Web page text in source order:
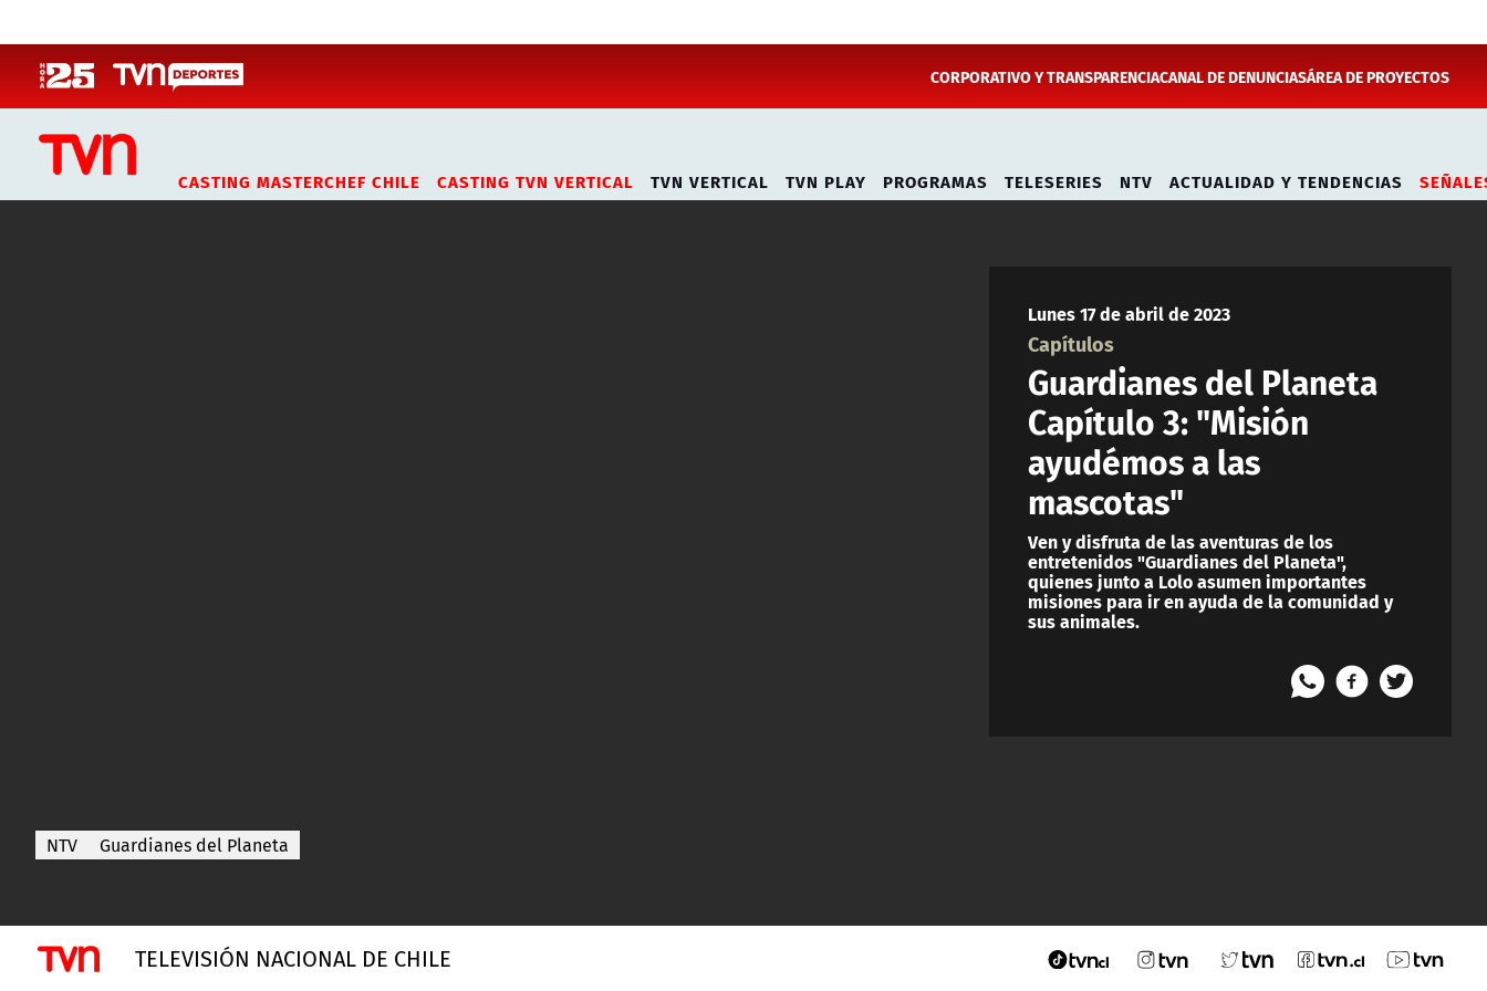
CORPORATIVO Y TRANSPARENCIACANAL DE DENUNCIASÁREA DE PROYECTOS
CASTING MASTERCHEF CHILE CASTING TVN VERTICAL TVN VERTICAL TVN PLAY PROGRAMAS TELESERIES NTV ACTUALIDAD Y TENDENCIAS
Lunes 17 de abril de 2023
Capítulos
Guardianes del Planeta
Capítulo 3: "Misión
ayudémos a las
mascotas"
Ven y disfruta de las aventuras de los
entretenidos "Guardianes del Planeta",
quienes junto a Lolo asumen importantes
misiones para ir en ayuda de la comunidad y
sus animales.
NTV Guardianes del Planeta
TELEVISIÓN NACIONAL DE CHILE